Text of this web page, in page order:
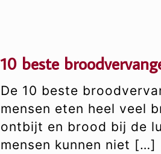
10 beste
De 10 beste
mensen eten heel veel
ontbijt en brood bij de
mensen kunnen niet […]